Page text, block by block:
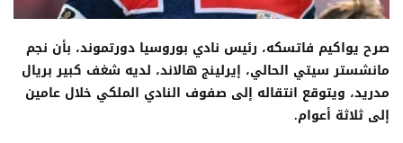
صرح يواكيم فاتسكه، رئيس نادي بوروسيا دورتموند، بأن نجم
مانشستر سيتي الحالي، إيرلينج هالاند، لديه شغف كبير بريال
مدريد، ويتوقع انتقاله إلى صفوف النادي الملكي خلال عامين
إلى ثلاثة أعوام.